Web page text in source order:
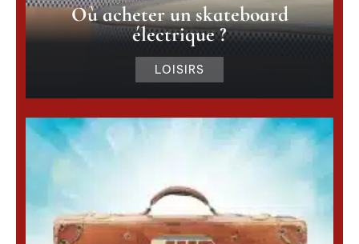
Où acheter un skateboard
électrique ?
LOISIRS